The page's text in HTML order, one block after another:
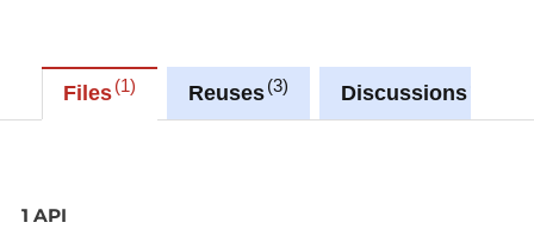
Files 1 Reuses 3 Discussions
1 API